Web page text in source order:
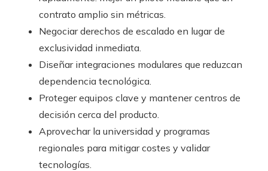
contrato amplio sin métricas.
Negociar derechos de escalado en lugar de
exclusividad inmediata.
Diseñar integraciones modulares que reduzcan
dependencia tecnológica.
Proteger equipos clave y mantener centros de
decisión cerca del producto.
Aprovechar la universidad y programas
regionales para mitigar costes y validar
tecnologías.